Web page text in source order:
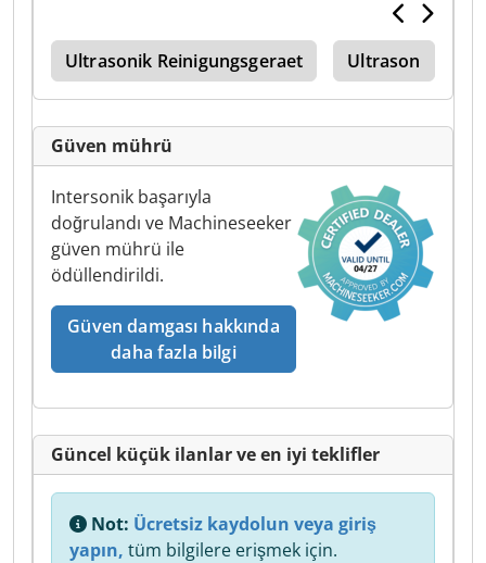
Ultrasonik Reinigungsgeraet Ultrason
Güven mührü
Intersonik başarıyla
doğrulandı ve Machineseeker
güven mührü ile
ödüllendirildi.
Güven damgası hakkında
daha fazla bilgi
Güncel küçük ilanlar ve en iyi teklifler
Not: Ücretsiz kaydolun veya giriş
yapın, tüm bilgilere erişmek için.